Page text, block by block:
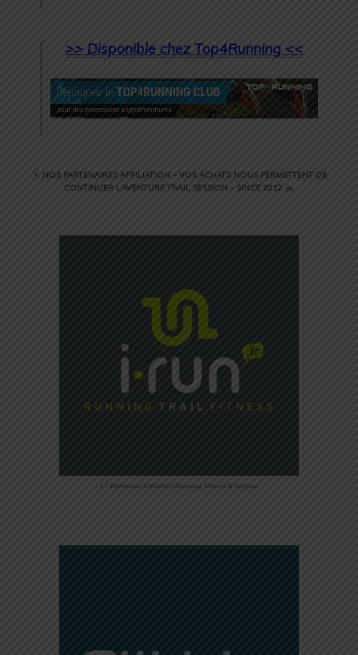
>> Disponible chez Top4Running <<
NOS PARTENAIRES AFFILIATION – VOS ACHATS NOUS PERMETTENT DE
CONTINUER L’AVENTURE TRAIL SESSION – SINCE 2012
1 – Partenaire Affiliation Running, Fitness & Outdoor